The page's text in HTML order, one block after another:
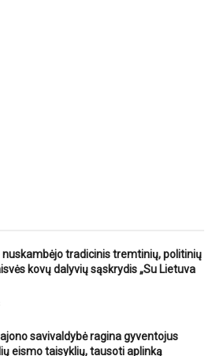
tradicinis tremtinių, politinių
kovų dalyvių sąskrydis „Su Lietuva
savivaldybė ragina gyventojus
eismo taisyklių, tausoti aplinką